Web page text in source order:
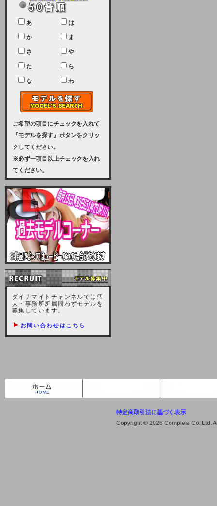
宜しくお願い致します。
2024-02-23 (金)
【クレジットカード決済について】
只今、クレジットカード会社の都合
により決済ができない状況です。
ユーザー様には、大変ご迷惑をおか
けいたしまして申し訳ございませ
ん。
2023-08-31 (木)
【サーバーメンテナンス実施のお知
らせ】
2023年 9月10日（日曜日）午前8：
サーバーメンテナンスを実施いたし
ます。その為、アクセスはできませ
ますが、ご理解の程を宜しくお願い
致します。
2022-09-01 (木)
【サーバーメンテナンスのお知ら
せ】
9月10日（土曜日）AM6：00から
AM8：00（予定）サーバーメンテ
ナンスを致します。ご迷惑をおかけ
しますが、宜しくお願い致します。
2021-10-22 (金)
2021/10/7に起きました地震によ
不安定な状況もあります。会員様に
は、ご不便をお掛けしますが宜しく
あ は
か ま
さ や
た ら
な わ
ご希望の項目にチェックを入れて
『モデルを探す』ボタンをクリッ
クしてください。
※必ず一項目以上チェックを入れ
てください。
ダイナマイトチャンネルでは個
人・事務所所属問わずモデルを
募集しています。
お問い合わせはこちら
特定商取引法に基づく表示
Copyright © 2026 Complete Co..Ltd.